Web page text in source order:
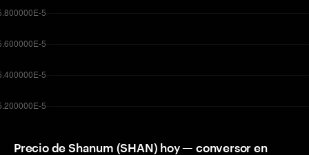
Precio de Shanum (SHAN) hoy — conversor en